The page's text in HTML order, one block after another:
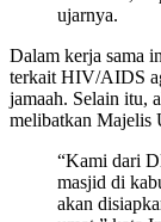
ujarnya.
Dalam kerja sama
terkait HIV/AIDS
jamaah. Selain itu,
melibatkan Majelis
“Kami dari
masjid di
akan